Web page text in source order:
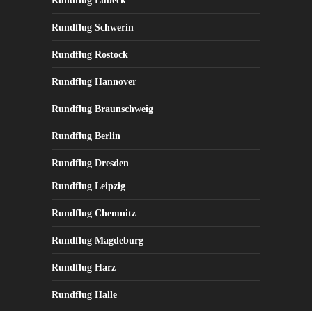
Rundflug Schwerin
Rundflug Rostock
Rundflug Hannover
Rundflug Braunschweig
Rundflug Berlin
Rundflug Dresden
Rundflug Leipzig
Rundflug Chemnitz
Rundflug Magdeburg
Rundflug Harz
Rundflug Halle